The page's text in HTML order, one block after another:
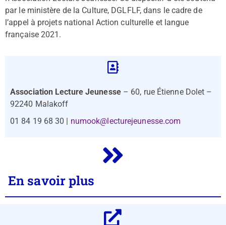
par le ministère de la Culture, DGLFLF, dans le cadre de
l’appel à projets national Action culturelle et langue
française 2021.
Association Lecture Jeunesse– 60, rue Étienne Dolet –
92240 Malakoff
01 84 19 68 30 |
numook@lecturejeunesse.com
En savoir plus